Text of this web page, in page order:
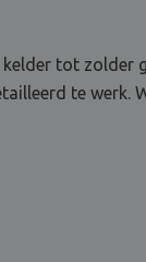
tot zolder
te